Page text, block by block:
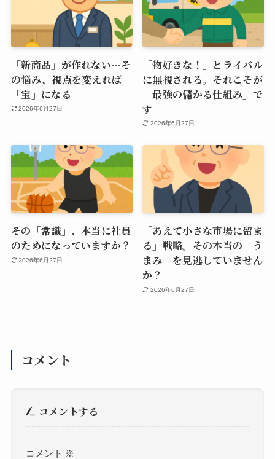
「新商品」が作れない…そ
の悩み、視点を変えれば
「宝」になる
2026年6月27日
「物好きな！」とライバル
に無視される。それこそが
「最強の儲かる仕組み」で
す
2026年6月27日
その「常識」、本当に社員
のためになっていますか？
2026年6月27日
「あえて小さな市場に留ま
る」戦略。その本当の「う
まみ」を見逃していません
か？
2026年6月27日
コメント
コメントする
コメント ※